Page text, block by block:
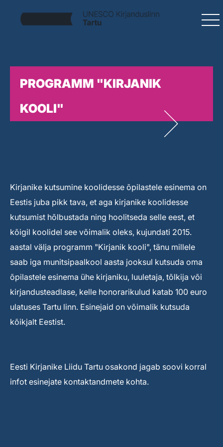
PROGRAMM "KIRJANIK
KOOLI"
Kirjanike kutsumine koolidesse õpilastele esinema on
Eestis juba pikk tava, et aga kirjanike koolidesse
kutsumist hõlbustada ning hoolitseda selle eest, et
kõigil koolidel see võimalik oleks, kujundati 2015.
aastal välja programm "Kirjanik kooli", tänu millele
saab iga munitsipaalkool aasta jooksul kutsuda oma
õpilastele esinema ühe kirjaniku, luuletaja, tõlkija või
kirjandusteadlase, kelle honorarikulud katab 100 euro
ulatuses Tartu linn. Esinejaid on võimalik kutsuda
kõikjalt Eestist.
Eesti Kirjanike Liidu Tartu osakond jagab soovi korral
infot esinejate kontaktandmete kohta.